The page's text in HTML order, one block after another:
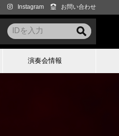
Instagram お問い合わせ
演奏会情報